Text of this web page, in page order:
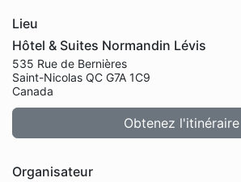
Lieu
Hôtel & Suites Normandin Lévis
535 Rue de Bernières
Saint-Nicolas QC G7A 1C9
Canada
Obtenez l'itinéraire
Organisateur